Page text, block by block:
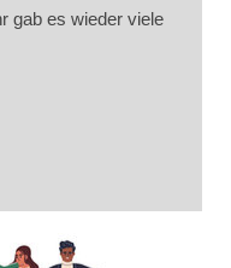
gab es wieder viele